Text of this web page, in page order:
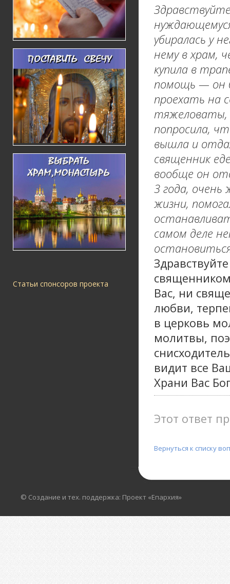
Статьи спонсоров проекта
убиралась у
нему в храм,
купила в
помощь — он
проехать на
тяжеловаты,
попросила,
вышла и
священник
вообще он
3 года, очень
жизни,
самом деле
Вас, ни
любви,
в церковь
молитвы,
видит все
Храни Вас
Этот ответ
Вернуться к списку
© Создание и тех. поддержка: Проект «Епархия»